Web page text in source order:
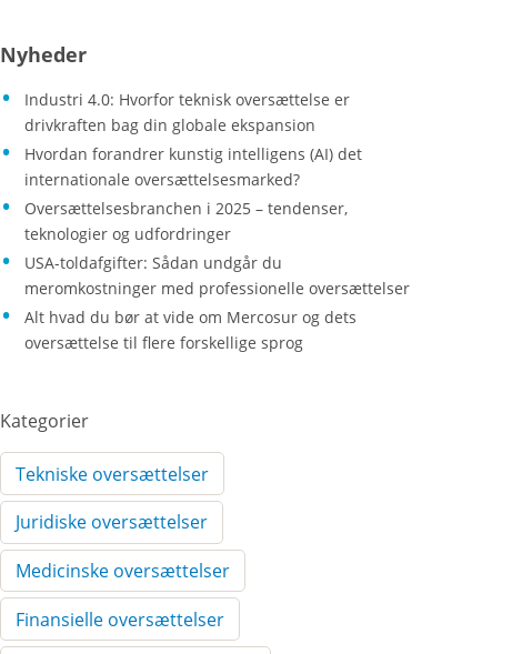
Nyheder
Industri 4.0: Hvorfor teknisk oversættelse er
drivkraften bag din globale ekspansion
Hvordan forandrer kunstig intelligens (AI) det
internationale oversættelsesmarked?
Oversættelsesbranchen i 2025 – tendenser,
teknologier og udfordringer
USA-toldafgifter: Sådan undgår du
meromkostninger med professionelle oversættelser
Alt hvad du bør at vide om Mercosur og dets
oversættelse til flere forskellige sprog
Kategorier
Tekniske oversættelser
Juridiske oversættelser
Medicinske oversættelser
Finansielle oversættelser